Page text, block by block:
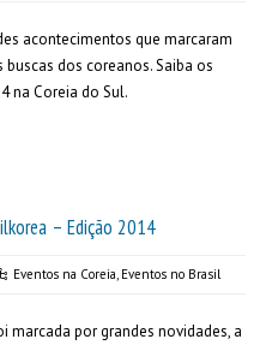
acontecimentos que marcaram
dos coreanos. Saiba os
na Coreia do Sul.
– Edição 2014
Eventos na Coreia, Eventos no Brasil
marcada por grandes novidades, a